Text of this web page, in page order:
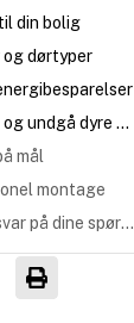
din bolig
dørtyper
Kunsten at måle korrekt og undgå dyre fejl
mål
montage
Vedligehold, garanti og svar på dine spørgsmål